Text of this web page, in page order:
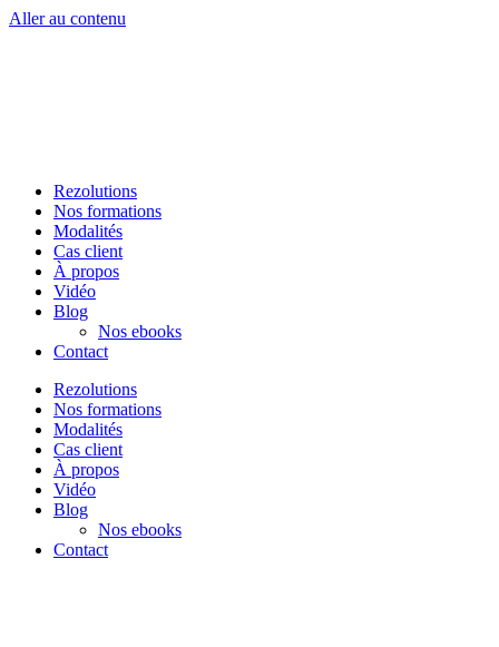
Aller au contenu
Rezolutions
Nos formations
Modalités
Cas client
À propos
Vidéo
Blog
Nos ebooks
Contact
Rezolutions
Nos formations
Modalités
Cas client
À propos
Vidéo
Blog
Nos ebooks
Contact